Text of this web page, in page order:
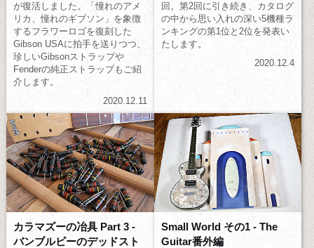
が復活しました。「憧れのアメ
リカ、憧れのギブソン」を象徴
するフラワーロゴを復刻した
Gibson USAに拍手を送りつつ、
珍しいGibsonストラップや
Fenderの純正ストラップもご紹
介します。
2020.12.11
回。第2回に引き続き、カタログ
の中から思い入れの深い5機種ラ
ンキングの第1位と2位を発表い
たします。
2020.12.4
カラマズーの冶具 Part 3 -
バンブルビーのデッドスト
Small World その1 - The
Guitar番外編